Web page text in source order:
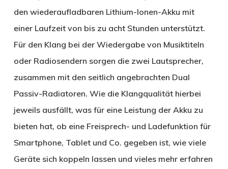
den wiederaufladbaren Lithium-Ionen-Akku mit
einer Laufzeit von bis zu acht Stunden unterstützt.
Für den Klang bei der Wiedergabe von Musiktiteln
oder Radiosendern sorgen die zwei Lautsprecher,
zusammen mit den seitlich angebrachten Dual
Passiv-Radiatoren. Wie die Klangqualität hierbei
jeweils ausfällt, was für eine Leistung der Akku zu
bieten hat, ob eine Freisprech- und Ladefunktion für
Smartphone, Tablet und Co. gegeben ist, wie viele
Geräte sich koppeln lassen und vieles mehr erfahren